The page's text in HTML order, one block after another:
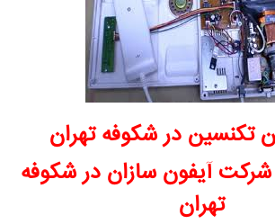
تکنسین درشکوفهتهران
آیفون سازان درشکوفه
تهران